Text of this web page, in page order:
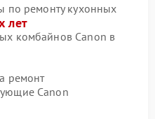
по ремонту кухонных
лет
комбайнов Canon в
ремонт
Canon